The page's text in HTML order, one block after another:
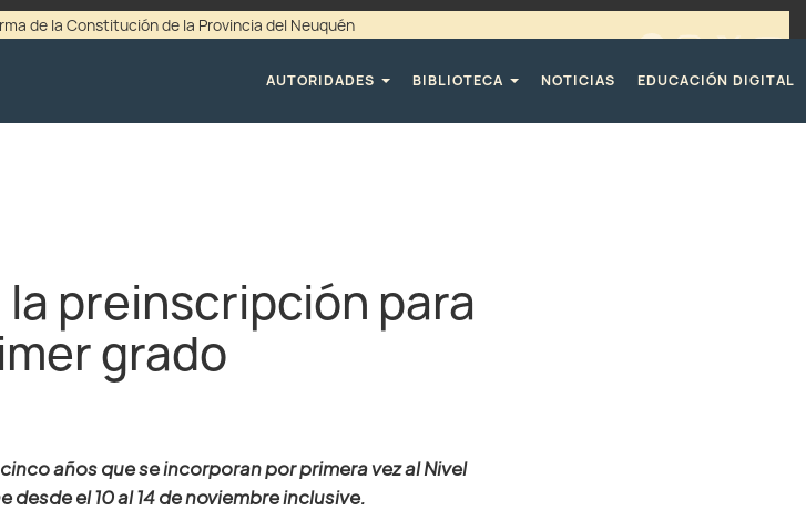
de la Constitución de la Provincia del Neuquén
AUTORIDADES
BIBLIOTECA NOTICIAS EDUCACIÓN DIGITAL
la preinscripción para
grado
años que se incorporan por primera vez al Nivel
desde el 10 al 14 de noviembre inclusive.